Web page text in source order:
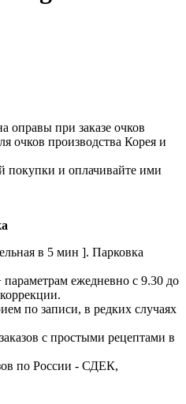
оправы при заказе очков
очков производства Корея и
покупки и оплачивайте ими
в 5 мин ]. Парковка
ежедневно с 9.30 до
по записи, в редких случаях
с простыми рецептами в
по России - СДЕК,